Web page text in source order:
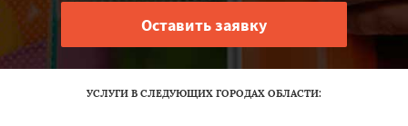
УСЛУГИ В СЛЕДУЮЩИХ ГОРОДАХ ОБЛАСТИ: